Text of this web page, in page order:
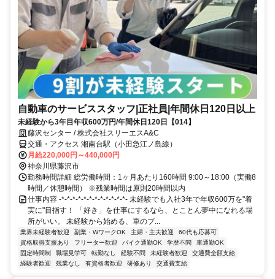
自動車のサービススタッフ|正社員|年間休日120日以上
未経験から3年目年収600万円/年間休日120日【014】
藤沢センター / 株式会社スリーエスA&C
交通・アクセス 湘南台駅（小田急江ノ島線）
月給220,000円～440,000円
神奈川県藤沢市
勤務時間詳細 総労働時間：1ヶ月あたり160時間 9:00～18:00（実働8
時間／休憩時間） ※残業時間は原則20時間以内
仕事内容 -*-*-*-*-*-*-*-*-*-*-*-*- 未経験でも入社3年で年収600万を"着
実に"目指す！ 「好き」を仕事にするなら、とことん夢中になれる場
所がいい。 未経験から始める、車のプ...
業界未経験者歓迎 副業・WワークOK 主婦・主夫歓迎
60代も応募可
資格取得支援あり
フリーター歓迎 バイク通勤OK 学歴不問
車通勤OK
固定時間制
職場見学可 転勤なし 経験不問 未経験者歓迎
交通費全額支給
経験者歓迎
残業なし 有資格者歓迎 研修あり 交通費支給